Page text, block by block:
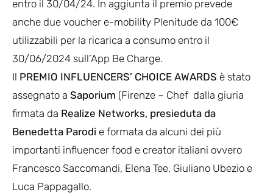
entro il 30/04/24. In aggiunta il premio prevede
anche due voucher e-mobility Plenitude da 100€
utilizzabili per la ricarica a consumo entro il
30/06/2024 sull’App Be Charge.
Il PREMIO INFLUENCERS’ CHOICE AWARDS è stato
assegnato a Saporium (Firenze – Chef dalla giuria
firmata da Realize Networks, presieduta da
Benedetta Parodi e formata da alcuni dei più
importanti influencer food e creator italiani ovvero
Francesco Saccomandi, Elena Tee, Giuliano Ubezio e
Luca Pappagallo.